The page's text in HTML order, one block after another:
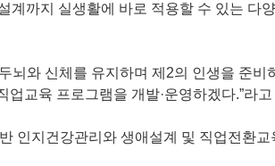
까지 실생활에 바로 적용할 수 있는 다
뇌와 신체를 유지하며 제2의 인생을 준비
교육 프로그램을 개발·운영하겠다.”라
인지건강관리와 생애설계 및 직업전환